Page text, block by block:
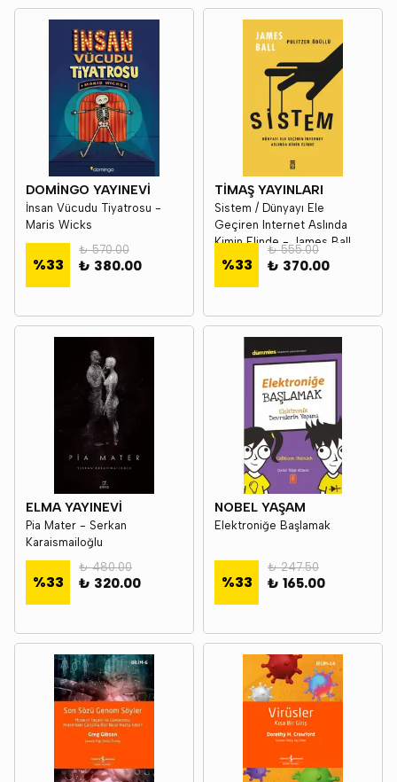
DOMİNGO YAYINEVİ
İnsan Vücudu Tiyatrosu -
Maris Wicks
%33
₺ 570.00
₺ 380.00
TİMAŞ YAYINLARI
Sistem / Dünyayı Ele
Geçiren Internet Aslında
Kimin Elinde - James Ball
%33
₺ 555.00
₺ 370.00
ELMA YAYINEVİ
Pia Mater - Serkan
Karaismailoğlu
%33
₺ 480.00
₺ 320.00
NOBEL YAŞAM
Elektroniğe Başlamak
%33
₺ 247.50
₺ 165.00